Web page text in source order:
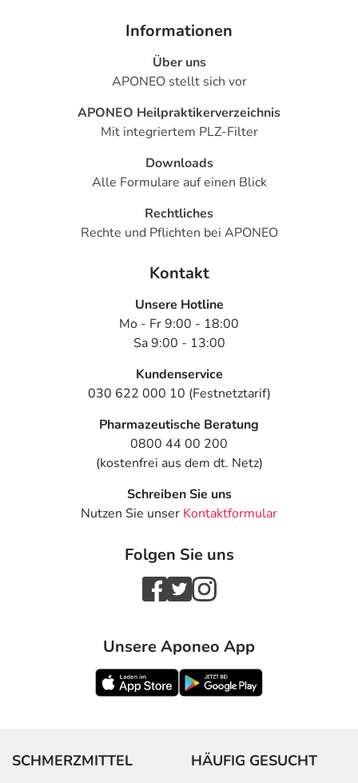
Informationen
Über uns
APONEO stellt sich vor
APONEO Heilpraktikerverzeichnis
Mit integriertem PLZ-Filter
Downloads
Alle Formulare auf einen Blick
Rechtliches
Rechte und Pflichten bei APONEO
Kontakt
Unsere Hotline
Mo - Fr 9:00 - 18:00
Sa 9:00 - 13:00
Kundenservice
030 622 000 10 (Festnetztarif)
Pharmazeutische Beratung
0800 44 00 200
(kostenfrei aus dem dt. Netz)
Schreiben Sie uns
Nutzen Sie unser Kontaktformular
Folgen Sie uns
Unsere Aponeo App
SCHMERZMITTEL HÄUFIG GESUCHT